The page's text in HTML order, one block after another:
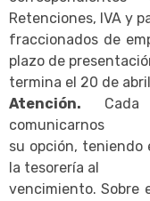
Retenciones, IVA y
fraccionados de
plazo de
termina el 20 de
Atención. Cada
comunicarnos
su opción,
la tesorería al
vencimiento. Sobre